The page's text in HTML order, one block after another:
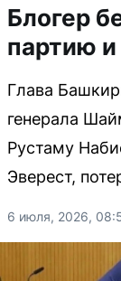
Блогер
партию
Глава
генерала
Рустаму
Эверест,
6 июля, 2026,